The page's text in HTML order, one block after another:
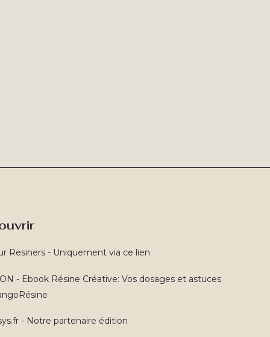
Resiners - Uniquement via ce lien
- Ebook Résine Créative: Vos dosages et astuces
- Notre partenaire édition